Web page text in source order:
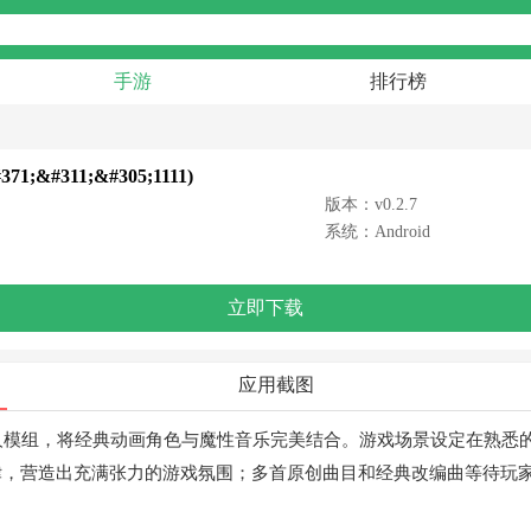
手游 排行榜
版本：v0.2.7
系统：Android
立即下载
应用截图
组，将经典动画角色与魔性音乐完美结合。游戏场景设定在熟
营造出充满张力的游戏氛围；多首原创曲目和经典改编曲等待